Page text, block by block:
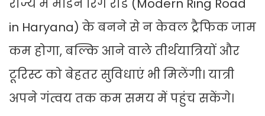
राज्य में मॉर्डन रिंग रोड (Modern Ring Road
in Haryana) के बनने से न केवल ट्रैफिक जाम
कम होगा, बल्कि आने वाले तीर्थयात्रियों और
टूरिस्ट को बेहतर सुविधाएं भी मिलेंगी। यात्री
अपने गंत्वय तक कम समय में पहुंच सकेंगे।